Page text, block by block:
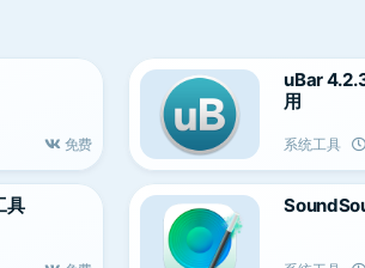
免费
uBar
用
系统工具
具